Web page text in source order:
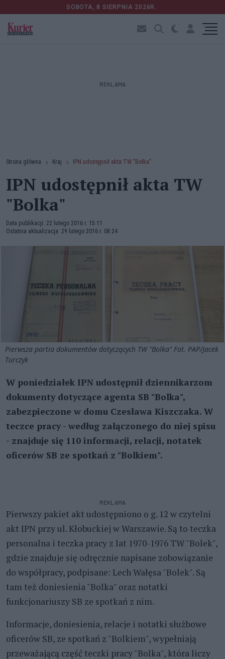
SOBOTA, 8 SIERPNIA 2026R.
REKLAMA
Strona główna Kraj IPN udostępnił akta TW "Bolka"
IPN udostępnił akta TW
"Bolka"
Data publikacji: 22 lutego 2016 r. 15:11
Ostatnia aktualizacja: 29 lutego 2016 r. 08:24
Pierwsza partia dokumentów dotyczących TW "Bolka" Fot. PAP/Jacek
Turczyk
W poniedziałek IPN udostępnił dziennikarzom
dokumenty dotyczące agenta SB "Bolka",
zabezpieczone w domu Czesława Kiszczaka. W
teczce pracy - według załączonego do niej spisu
- znajduje się 110 informacji, relacji, notatek
oficerów SB ze spotkań z "Bolkiem".
REKLAMA
Pierwszy pakiet akt udostępniono o g. 12 w czytelni
akt IPN przy ul. Kłobuckiej w Warszawie. Są to teczka
personalna i teczka pracy z lat 1970-1976 TW "Bolek",
gdzie znajduje się odręcznie napisane zobowiązanie
do współpracy, podpisane: Lech Wałęsa "Bolek". Są
tam też doniesienia "Bolka" oraz notatki
funkcjonariuszy SB ze spotkań z nim.
Informacje, doniesienia, relacje i notatki służbowe
oficerów SB, ze spotkań z "Bolkiem", wypełniają
przeważającą część teczki pracy "Bolka", która liczy